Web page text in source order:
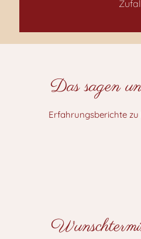
Das sagen
Erfahrungsberichte